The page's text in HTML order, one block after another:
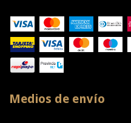
Medios de envío